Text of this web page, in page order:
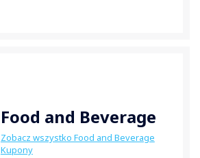
Food and Beverage
Zobacz wszystko Food and Beverage
Kupony